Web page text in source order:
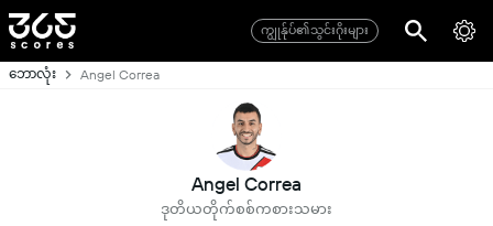
ကျွုန်ုပ်၏သွင်းဂိုးများ
ဘောလုံး Angel Correa
Angel Correa
ဒုတိယတိုက်စစ်ကစားသမား